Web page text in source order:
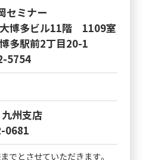
セミナー
博多ビル11階 1109室
多駅前2丁目20-1
5754
九州支店
0681
でとさせていただきます。